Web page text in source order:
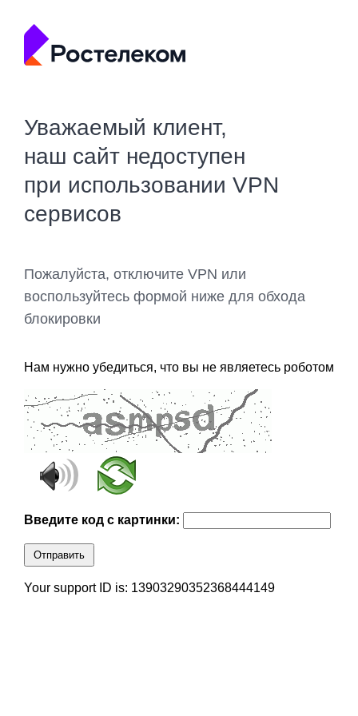
Уважаемый клиент,
наш сайт недоступен
при использовании VPN
сервисов
Пожалуйста, отключите VPN или
воспользуйтесь формой ниже для обхода
блокировки
Нам нужно убедиться, что вы не являетесь роботом
Введите код с картинки:
Отправить
Your support ID is: 13903290352368444149